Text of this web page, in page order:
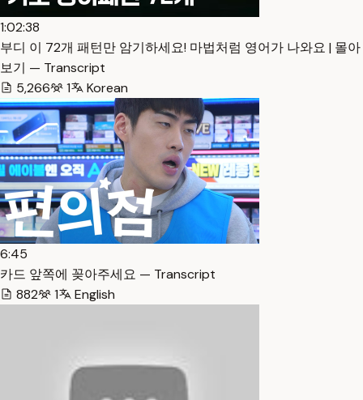
1:02:38
부디 이 72개 패턴만 암기하세요! 마법처럼 영어가 나와요 | 몰아
보기 — Transcript
5,266
1 Korean
6:45
카드 앞쪽에 꽂아주세요 — Transcript
882
1 English